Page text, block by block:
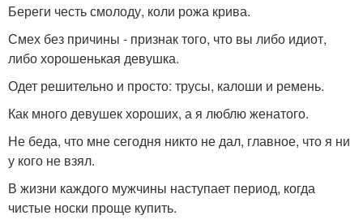
Береги честь смолоду, коли рожа крива.
Смех без причины - признак того, что вы либо идиот,
либо хорошенькая девушка.
Одет решительно и просто: трусы, калоши и ремень.
Как много девушек хороших, а я люблю женатого.
Не беда, что мне сегодня никто не дал, главное, что я ни
у кого не взял.
В жизни каждого мужчины наступает период, когда
чистые носки проще купить.